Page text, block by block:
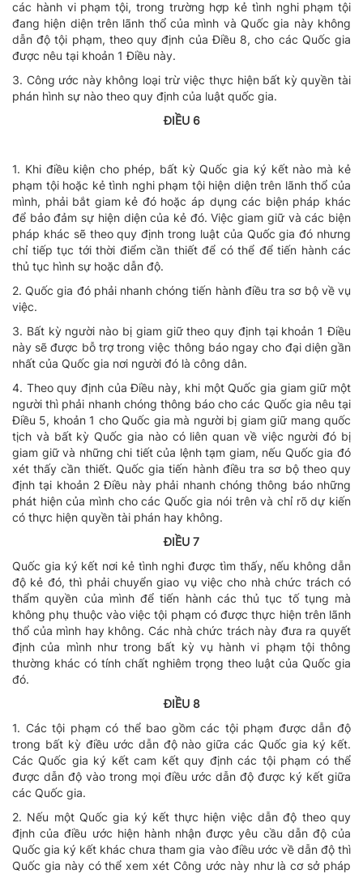
các hành vi phạm tội, trong trường hợp kẻ tình nghi phạm tội
đang hiện diện trên lãnh thổ của mình và Quốc gia này không
dẫn độ tội phạm, theo quy định của Điều 8, cho các Quốc gia
được nêu tại khoản 1 Điều này.
3. Công ước này không loại trừ việc thực hiện bất kỳ quyền tài
phán hình sự nào theo quy định của luật quốc gia.
ĐIỀU 6
1. Khi điều kiện cho phép, bất kỳ Quốc gia ký kết nào mà kẻ
phạm tội hoặc kẻ tình nghi phạm tội hiện diện trên lãnh thổ của
mình, phải bắt giam kẻ đó hoặc áp dụng các biện pháp khác
để bảo đảm sự hiện diện của kẻ đó. Việc giam giữ và các biện
pháp khác sẽ theo quy định trong luật của Quốc gia đó nhưng
chỉ tiếp tục tới thời điểm cần thiết để có thể để tiến hành các
thủ tục hình sự hoặc dẫn độ.
2. Quốc gia đó phải nhanh chóng tiến hành điều tra sơ bộ về vụ
việc.
3. Bất kỳ người nào bị giam giữ theo quy định tại khoản 1 Điều
này sẽ được bỗ trợ trong việc thông báo ngay cho đại diện gần
nhất của Quốc gia nơi người đó là công dân.
4. Theo quy định của Điều này, khi một Quốc gia giam giữ một
người thì phải nhanh chóng thông báo cho các Quốc gia nêu tại
Điều 5, khoản 1 cho Quốc gia mà người bị giam giữ mang quốc
tịch và bất kỳ Quốc gia nào có liên quan về việc người đó bị
giam giữ và những chi tiết của lệnh tạm giam, nếu Quốc gia đó
xét thấy cần thiết. Quốc gia tiến hành điều tra sơ bộ theo quy
định tại khoản 2 Điều này phải nhanh chóng thông báo những
phát hiện của mình cho các Quốc gia nói trên và chỉ rõ dự kiến
có thực hiện quyền tài phán hay không.
ĐIỀU 7
Quốc gia ký kết nơi kẻ tình nghi được tìm thấy, nếu không dẫn
độ kẻ đó, thì phải chuyển giao vụ việc cho nhà chức trách có
thẩm quyền của mình để tiến hành các thủ tục tố tụng mà
không phụ thuộc vào việc tội phạm có được thực hiện trên lãnh
thổ của mình hay không. Các nhà chức trách này đưa ra quyết
định của mình như trong bất kỳ vụ hành vi phạm tội thông
thường khác có tính chất nghiêm trọng theo luật của Quốc gia
đó.
ĐIỀU 8
1. Các tội phạm có thể bao gồm các tội phạm được dẫn độ
trong bất kỳ điều ước dẫn độ nào giữa các Quốc gia ký kết.
Các Quốc gia ký kết cam kết quy định các tội phạm có thể
được dẫn độ vào trong mọi điều ước dẫn độ được ký kết giữa
các Quốc gia.
2. Nếu một Quốc gia ký kết thực hiện việc dẫn độ theo quy
định của điều ước hiện hành nhận được yêu cầu dẫn độ của
Quốc gia ký kết khác chưa tham gia vào điều ước về dẫn độ thì
Quốc gia này có thể xem xét Công ước này như là cơ sở pháp